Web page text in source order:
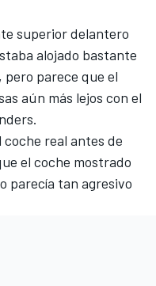
superior delantero
alojado bastante
parece que el
aún más lejos con el
real antes de
el coche mostrado
parecía tan agresivo